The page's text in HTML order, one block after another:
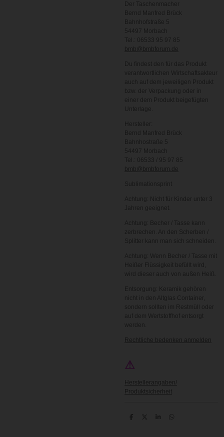
Der Taschenmacher
Bernd Manfred Brück
Bahnhofstraße 5
54497 Morbach
Tel.: 06533 95 97 85
bmb@bmbforum.de
Du findest den für das Produkt
verantwortlichen Wirtschaftsakteur
auch auf dem jeweiligen Produkt
bzw. der Verpackung oder in
einer dem Produkt beigefügten
Unterlage.
Hersteller:
Bernd Manfred Brück
Bahnhostraße 5
54497 Morbach
Tel.: 06533 / 95 97 85
bmb@bmbforum.de
Sublimationsprint
Achtung: Nicht für Kinder unter 3
Jahren geeignet.
Achtung: Becher / Tasse kann
zerbrechen. An den Scherben /
Splitter kann man sich schneiden.
Achtung: Wenn Becher / Tasse mit
Heißer Flüssigkeit befüllt wird,
wird dieser auch von außen Heiß.
Entsorgung: Keramik gehören
nicht in den Altglas Container,
sondern sollten im Restmüll oder
auf dem Wertstoffhof entsorgt
werden.
Rechtliche bedenken anmelden
⚠
Herstellerangaben/
Produktsicherheit
T
T
T